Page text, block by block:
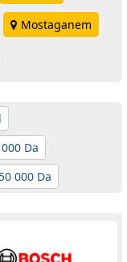
Mostaganem
Da
000 Da